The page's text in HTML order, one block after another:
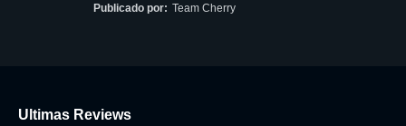
Publicado por: Team Cherry
Ultimas Reviews